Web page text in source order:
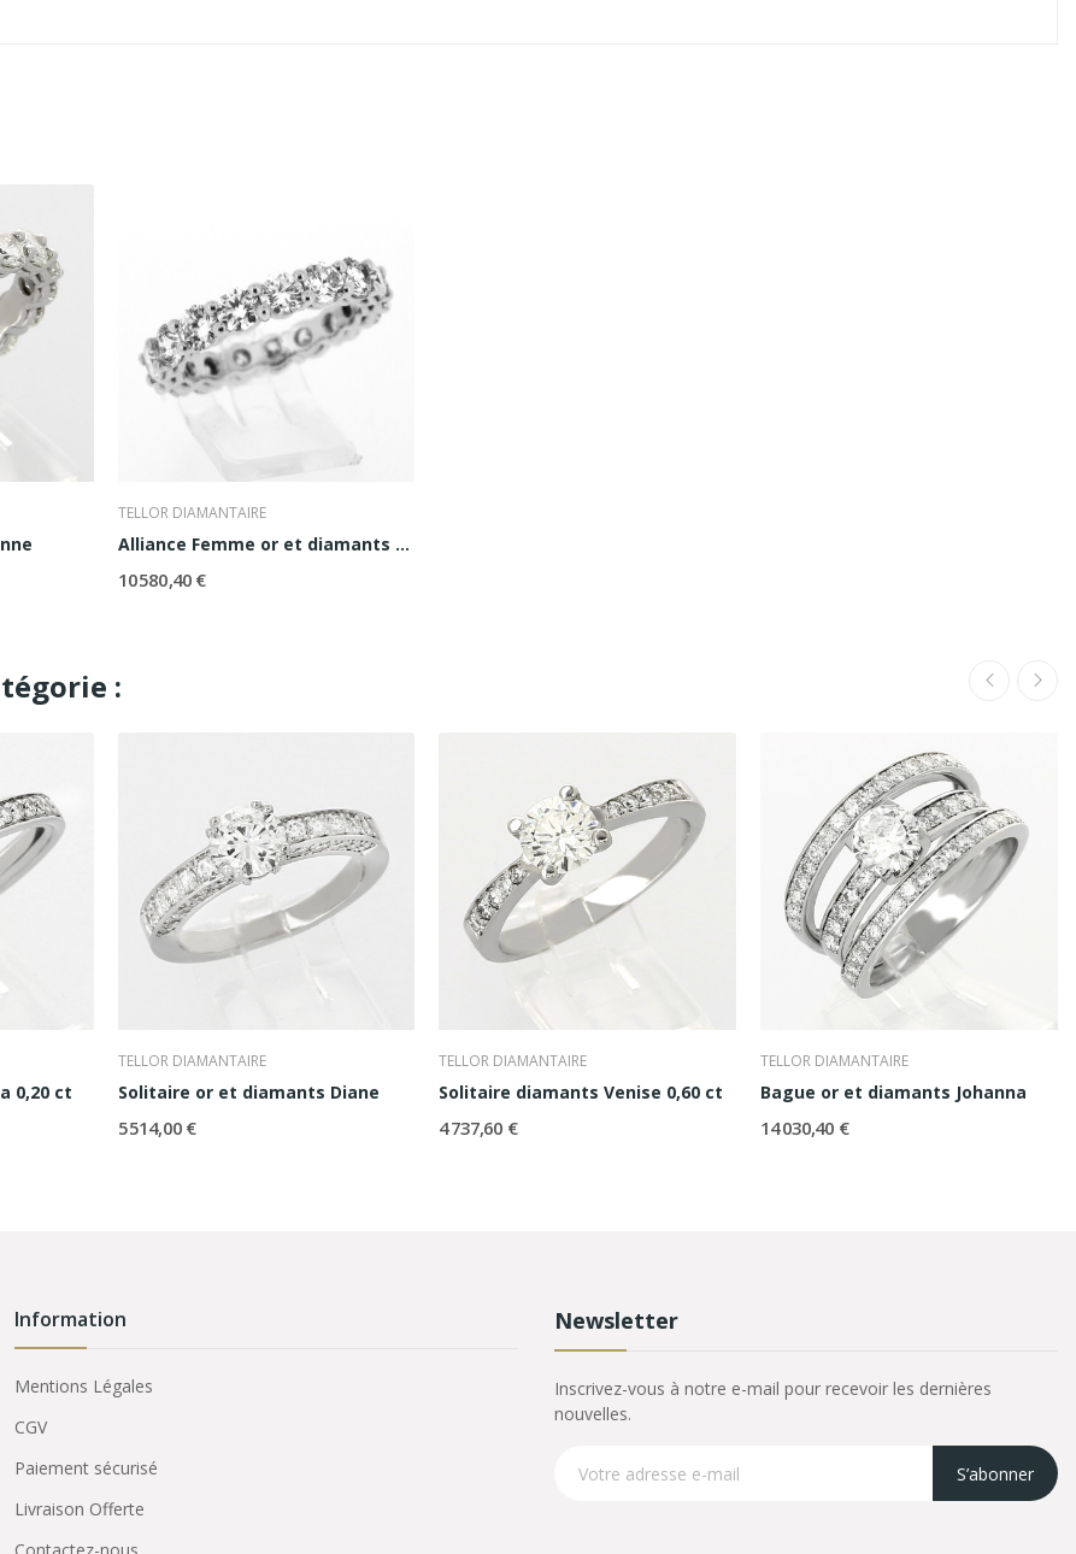
TELLOR DIAMANTAIRE
Alliance Femme or et diamants Elsa
10 580,40 €
:
0,20 ct
TELLOR DIAMANTAIRE
Solitaire or et diamants Diane
5 514,00 €
TELLOR DIAMANTAIRE
Solitaire diamants Venise 0,60 ct
4 737,60 €
TELLOR DIAMANTAIRE
Bague or et diamants Johanna
14 030,40 €
Information
Mentions Légales
CGV
Paiement sécurisé
Livraison Offerte
Newsletter
Inscrivez-vous à notre e-mail pour recevoir les dernières
nouvelles.
S’abonner